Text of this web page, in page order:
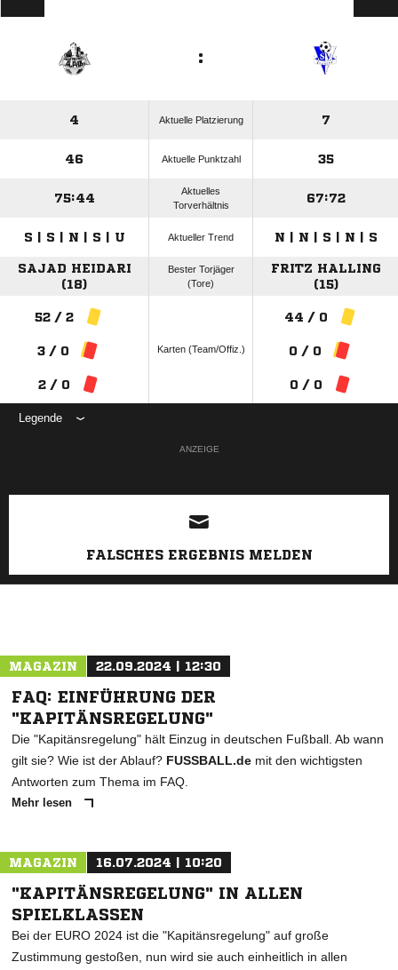
:
4 Aktuelle Platzierung 7
46 Aktuelle Punktzahl 35
75:44
Aktuelles
Torverhältnis
67:72
S | S | N | S | U Aktueller Trend N | N | S | N | S
SAJAD HEIDARI
(18)
Bester Torjäger
(Tore)
FRITZ HALLING
(15)
52 / 2
3 / 0
2 / 0
Karten (Team/Offiz.)
44 / 0
0 / 0
0 / 0
Legende
ANZEIGE
FALSCHES ERGEBNIS MELDEN
MAGAZIN 22.09.2024 | 12:30
FAQ: EINFÜHRUNG DER
"KAPITÄNSREGELUNG"
Die "Kapitänsregelung" hält Einzug in deutschen Fußball. Ab wann
gilt sie? Wie ist der Ablauf? FUSSBALL.de mit den wichtigsten
Antworten zum Thema im FAQ.
Mehr lesen
MAGAZIN 16.07.2024 | 10:20
"KAPITÄNSREGELUNG" IN ALLEN
SPIELKLASSEN
Bei der EURO 2024 ist die "Kapitänsregelung" auf große
Zustimmung gestoßen, nun wird sie auch einheitlich in allen